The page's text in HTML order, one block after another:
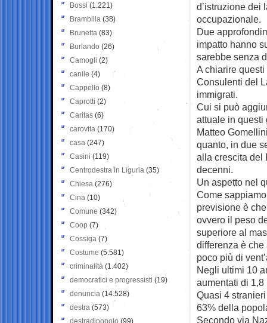
d’istruzione dei
occupazionale.
Due
impatto hanno
sarebbe senza
A chiarire
Consulenti del
immigrati.
Cui si può
attuale in questi
Matteo
quanto, in due
alla crescita del
decenni.
Un aspetto nel
Come
previsione è
ovvero il peso
superiore al
differenza è
poco più di
Negli ultimi 10
aumentati di
Quasi 4
63% della
Secondo via
Bossi (1.221)
Brambilla (38)
Brunetta (83)
Burlando (26)
Camogli (2)
canile (4)
Cappello (8)
Caprotti (2)
Caritas (6)
carovita (170)
casa (247)
Casini (119)
Centrodestra in Liguria (35)
Chiesa (276)
Cina (10)
Comune (342)
Coop (7)
Cossiga (7)
Costume (5.581)
criminalità (1.402)
democratici e progressisti (19)
denuncia (14.528)
destra (573)
destradipopolo (99)